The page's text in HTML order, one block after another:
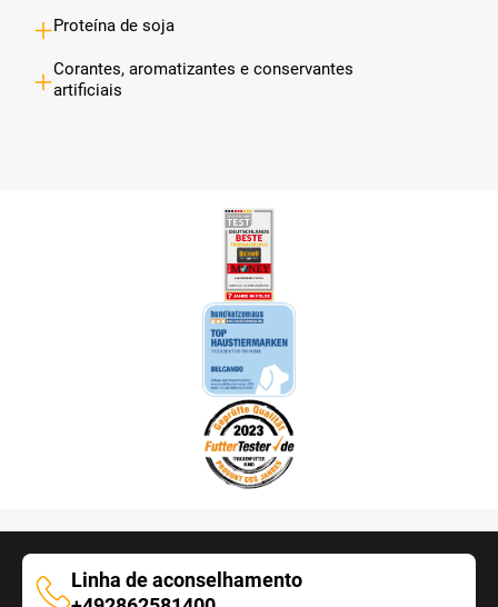
Proteína de soja
Corantes, aromatizantes e conservantes
artificiais
Linha de aconselhamento